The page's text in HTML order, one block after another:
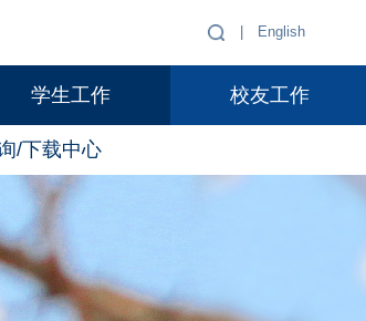
English
学生工作 校友工作
/下载中心